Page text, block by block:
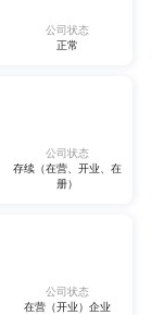
公司状态
正常
公司状态
存续（在营、开业、在
册）
公司状态
在营（开业）企业